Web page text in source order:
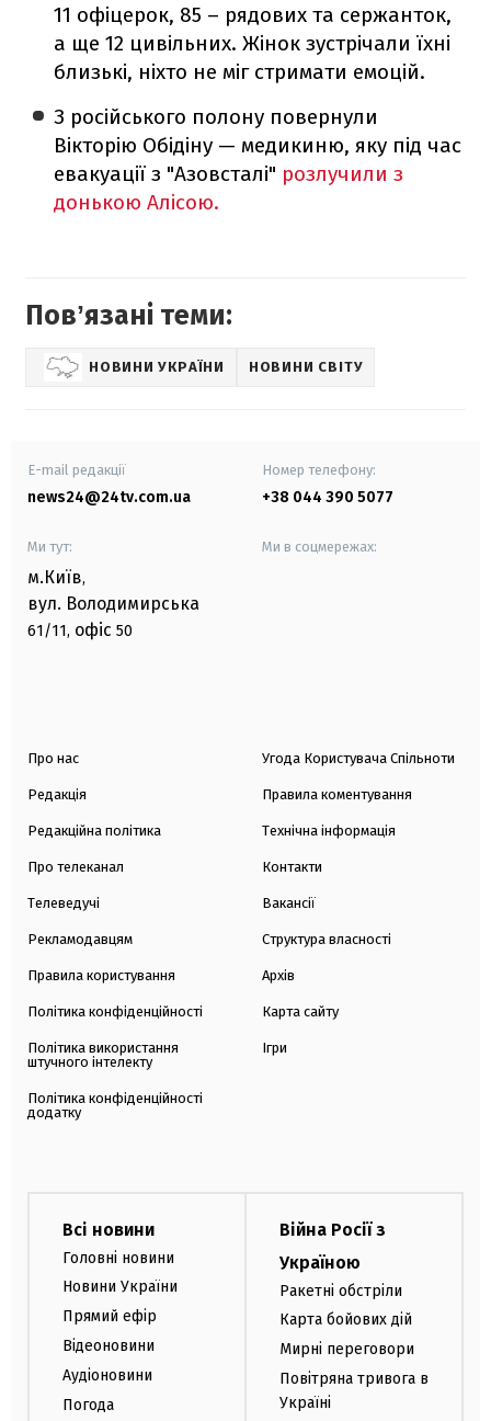
11 офіцерок, 85 – рядових та сержанток,
а ще 12 цивільних. Жінок зустрічали їхні
близькі, ніхто не міг стримати емоцій.
З російського полону повернули
Вікторію Обідіну — медикиню, яку під час
евакуації з "Азовсталі" розлучили з
донькою Алісою.
Повʼязані теми:
НОВИНИ УКРАЇНИ НОВИНИ СВІТУ
E-mail редакції
news24@24tv.com.ua
Номер телефону:
+38 044 390 5077
Ми тут:
м.Київ,
вул. Володимирська
61/11, офіс 50
Ми в соцмережах:
Про нас
Редакція
Редакційна політика
Про телеканал
Телеведучі
Рекламодавцям
Правила користування
Політика конфіденційності
Політика використання
штучного інтелекту
Політика конфіденційності
додатку
Угода Користувача Спільноти
Правила коментування
Технічна інформація
Контакти
Вакансії
Структура власності
Архів
Карта сайту
Ігри
Всі новини
Головні новини
Новини України
Прямий ефір
Відеоновини
Аудіоновини
Погода
Війна Росії з
Україною
Ракетні обстріли
Карта бойових дій
Мирні переговори
Повітряна тривога в
Україні